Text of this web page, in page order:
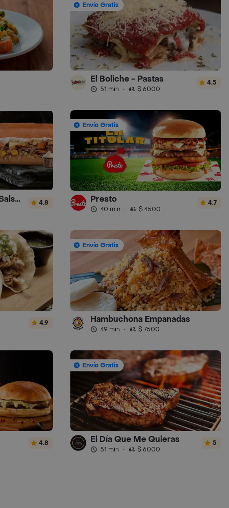
Envío Gratis
El Boliche - Pastas
51 min · $ 6000
4.5
Sandwich Gourmet Salsa de Ajo 4.8
Envío Gratis
Presto
40 min · $ 4500
4.7
4.9
Envío Gratis
Hambuchona Empanadas
49 min · $ 7500
4.8
Envío Gratis
El Día Que Me Quieras
51 min · $ 6000
5